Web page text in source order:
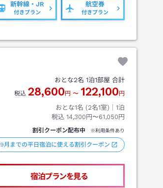
新幹線・JR
付きプラン
航空券
付きプラン
おとな2名 1泊1部屋 合計
税込 28,600 円 〜 122,100 円
おとな1名 (2名1室)｜ 1泊
税込 14,300円〜61,050円
割引クーポン配布中 ※利用条件あり
9月までの平日宿泊に使える割引クーポン
宿泊プランを見る